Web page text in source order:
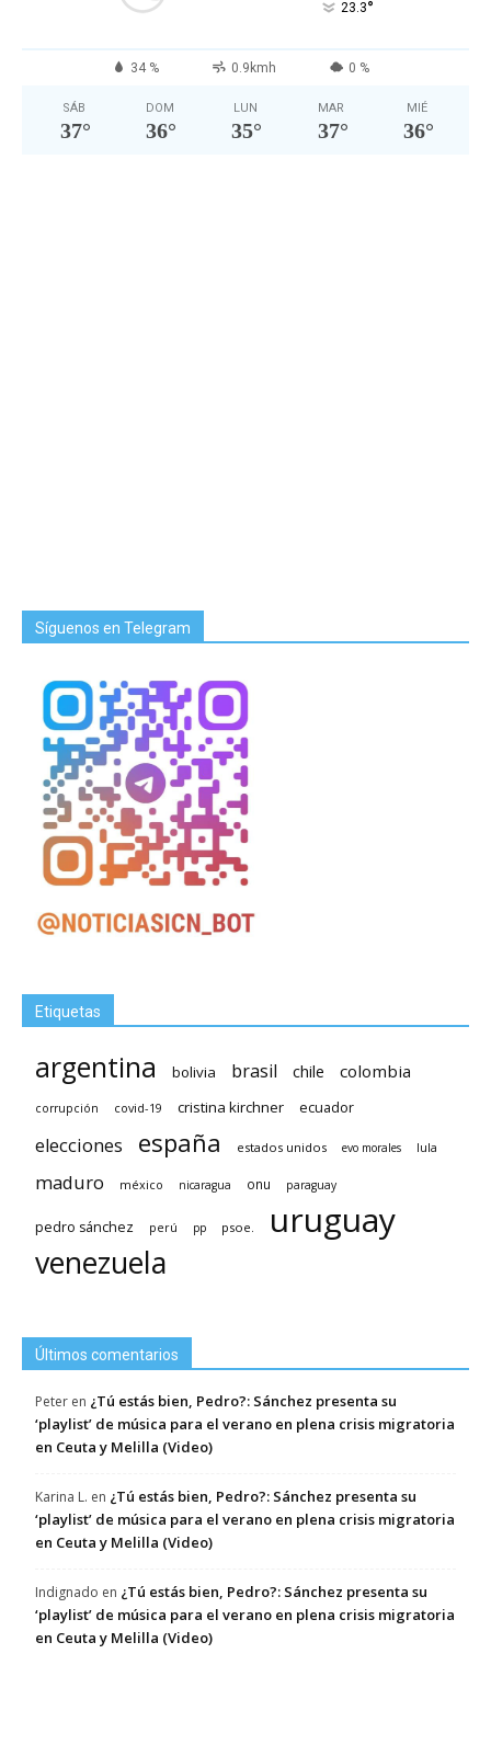
23.3°
34 % 0.9kmh 0 %
SÁB
37°
DOM
36°
LUN
35°
MAR
37°
MIÉ
36°
Síguenos en Telegram
Etiquetas
argentina bolivia brasil chile colombia
corrupción covid-19 cristina kirchner ecuador
elecciones españa estados unidos evo morales lula
maduro méxico nicaragua onu paraguay
pedro sánchez perú pp psoe. uruguay
venezuela
Últimos comentarios
Peter en ¿Tú estás bien, Pedro?: Sánchez presenta su
‘playlist’ de música para el verano en plena crisis migratoria
en Ceuta y Melilla (Video)
Karina L. en ¿Tú estás bien, Pedro?: Sánchez presenta su
‘playlist’ de música para el verano en plena crisis migratoria
en Ceuta y Melilla (Video)
Indignado en ¿Tú estás bien, Pedro?: Sánchez presenta su
‘playlist’ de música para el verano en plena crisis migratoria
en Ceuta y Melilla (Video)